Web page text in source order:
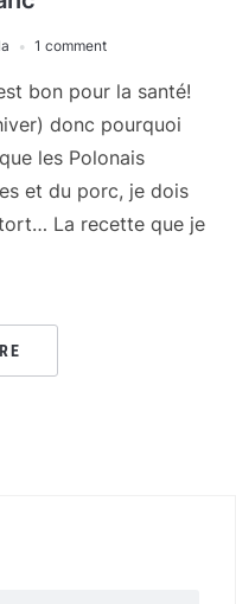
1 comment
bon pour la santé!
donc pourquoi
les Polonais
et du porc, je dois
La recette que je